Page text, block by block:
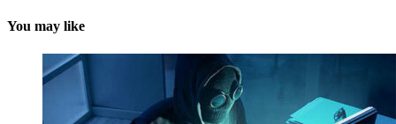
You may like